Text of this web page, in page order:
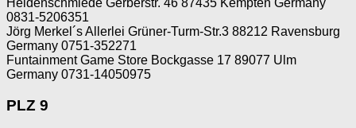
Heldenschmiede Gerberstr. 46 87435 Kempten Germany
0831-5206351
Jörg Merkel´s Allerlei Grüner-Turm-Str.3 88212 Ravensburg
Germany 0751-352271
Funtainment Game Store Bockgasse 17 89077 Ulm
Germany 0731-14050975
PLZ 9